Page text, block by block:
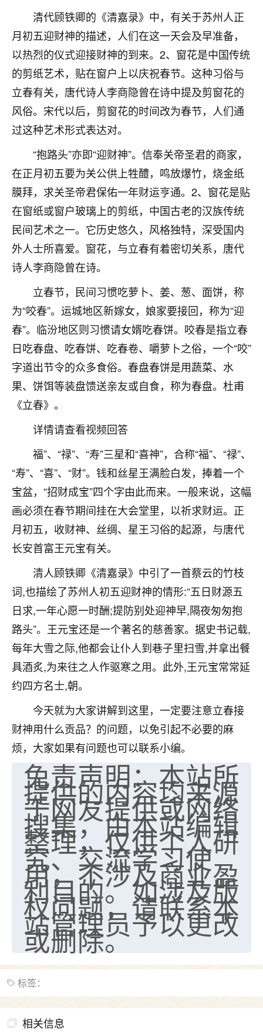
清代顾铁卿的《清嘉录》中，有关于苏州人正
月初五迎财神的描述，人们在这一天会及早准备，
以热烈的仪式迎接财神的到来。2、窗花是中国传统
的剪纸艺术，贴在窗户上以庆祝春节。这种习俗与
立春有关，唐代诗人李商隐曾在诗中提及剪窗花的
风俗。宋代以后，剪窗花的时间改为春节，人们通
过这种艺术形式表达对。
“抱路头”亦即“迎财神”。信奉关帝圣君的商家，
在正月初五要为关公供上牲醴，鸣放爆竹，烧金纸
膜拜，求关圣帝君保佑一年财运亨通。2、窗花是贴
在窗纸或窗户玻璃上的剪纸，中国古老的汉族传统
民间艺术之一。它历史悠久，风格独特，深受国内
外人士所喜爱。窗花，与立春有着密切关系，唐代
诗人李商隐曾在诗。
立春节，民间习惯吃萝卜、姜、葱、面饼，称
为“咬春”。运城地区新嫁女，娘家要接回，称为“迎
春”。临汾地区则习惯请女婿吃春饼。咬春是指立春
日吃春盘、吃春饼、吃春卷、嚼萝卜之俗，一个“咬”
字道出节令的众多食俗。春盘春饼是用蔬菜、水
果、饼饵等装盘馈送亲友或自食，称为春盘。杜甫
《立春》。
详情请查看视频回答
福”、“禄”、“寿”三星和“喜神”，合称“福”、“禄”、
“寿”、“喜”、“财”。钱和丝星王满脸白发，捧着一个
宝盆，“招财成宝”四个字由此而来。一般来说，这幅
画必须在春节期间挂在大会堂里，以祈求财运。正
月初五，收财神、丝绸、星王习俗的起源，与唐代
长安首富王元宝有关。
清人顾铁卿《清嘉录》中引了一首蔡云的竹枝
词,也描绘了苏州人初五迎财神的情形:“五日财源五
日求,一年心愿一时酬;提防别处迎神早,隔夜匆匆抱
路头”。王元宝还是一个著名的慈善家。据史书记载,
每年大雪之际,他都会让仆人到巷子里扫雪,并拿出餐
具酒炙,为来往之人作驱寒之用。此外,王元宝常常延
约四方名士,朝。
今天就为大家讲解到这里，一定要注意立春接
财神用什么贡品？的问题，以免引起不必要的麻
烦，大家如果有问题也可以联系小编。
免责声明：本站所
提供的内容均来源
于网友提供或网络
搜集，由本站编辑
整理，仅供个人研
究、交流学习使
用，不涉及商业盈
利目的。如涉及版
权问题，请联系本
站管理员予以更改
或删除。
标签：
相关信息
2小时前 来自海南
梦醒时分
我女儿高二叛逆，大半年不上学，一说她就要死要活
的，把我们两口子愁的不行，朋友给我推荐的慧来老
师，一开始我是病急乱投医，这半年来，法事一个个
做完，我女儿跟变了个人一样，不期望她能考多好的
大学，只要能安安稳稳的把书读了，身体心理都健健
康康的我就很知足了！
鹿森：可怜天下父母心啊！
3小时前 来自河北 16
付深
我是公司人事调整，有升迁机会，但同时竞争的我们
三个，找老师的时候是抱着侥幸心理，没想到老师看
着我晋升有望，我半信半疑的按照老师建议，做了化
太岁还有一个发钱粮，本来年前的人事调整，拖到年
后，我以为都没戏了，结果开年一上班，开会提拔升
职第一个就是我，职务无所谓，主要是底薪加了
3000，非常开心，无论如何，感恩感谢！🙏🏻
鹿森：恭喜升职加薪！！，请客吗？�
12小时前 来自北京 32
心心相印
我身体不太好，总是病病殃殃的，去检查又没什么大
问题，反正就是不舒服。中医西医看遍了，找不到问
题，后来无意中看到有人推荐慧来老师，跟老师聊过
之后，心情豁然开朗，也听老师建议，处理了一些因
果问题。今年以来，身体比以前好多，主要是心情好
了，老师说境随心转，现在深有体会了。
鹿森：是的，其实跟老师聊过之后，最大的感
触，首先就是心态会变好，万般皆是命，半点
不由人！
1天前 来自四川
金白水清
我也想找老师看看，有没有人给个联系方式的啊？
鹿森：慧来老师微信：gjsy0624
1天前 来自江西 12
青春168
我也想要，我也想要！
Jessica李
老师做不做超度法事？我想给我奶奶做超度，她今年
七零老顽童：我母亲前年离世，刚开始我经常
做梦梦见她，后来也是朋友介绍，找到慧来老
师，安排了超度法事，做梦再也没有梦到过
了，一开始是半信半疑的，图个心安，给亡母
超度，现在看来，人不信也不行。
2天前 来自云南 11
优秀的张同学
老师收徒吗？？我对这些很感兴趣
2天前 来自山西 15